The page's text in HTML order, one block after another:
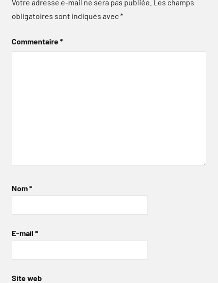
Votre adresse e-mail ne sera pas publiée.
Les champs
obligatoires sont indiqués avec*
Commentaire*
Nom*
E-mail *
Site web